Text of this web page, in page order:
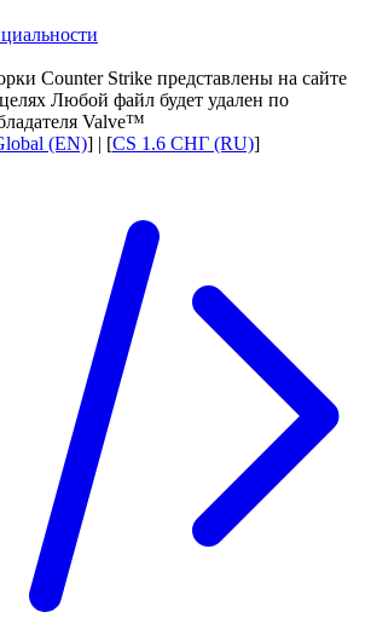
Counter Strike представлены на сайте
Любой файл будет удален по
Valve™
(EN)] | [CS 1.6 СНГ (RU)]